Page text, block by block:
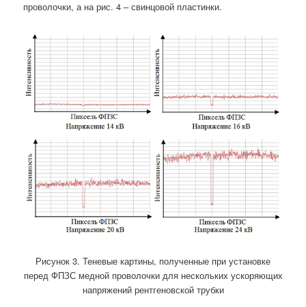
проволочки, а на рис. 4 – свинцовой пластинки.
Рисунок 3. Теневые картины, полученные при установке
перед ФПЗС медной проволочки для нескольких ускоряющих
напряжений рентгеновской трубки